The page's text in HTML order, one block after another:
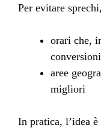
Per evitare
orari che,
aree
migliori
In pratica, l’idea